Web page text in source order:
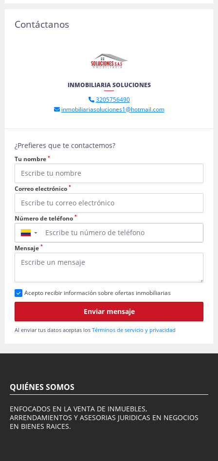
Contáctanos
INMOBILIARIA SOLUCIONES
3205756490
inmobiliariasoluciones1@hotmail.com
¿Prefieres que te contactemos?
Tu nombre *
Correo electrónico *
Número de teléfono *
▼
Mensaje *
Acepto recibir información sobre ofertas inmobiliarias
Enviar mensaje
Al enviar tus datos aceptas los Términos de servicio y privacidad
QUIÉNES SOMOS
ENFOCADOS EN LA VENTA DE INMUEBLES,
ARRENDAMIENTOS Y ASESORIAS JURIDICAS EN NEGOCIOS
EN BIENES RAICES.